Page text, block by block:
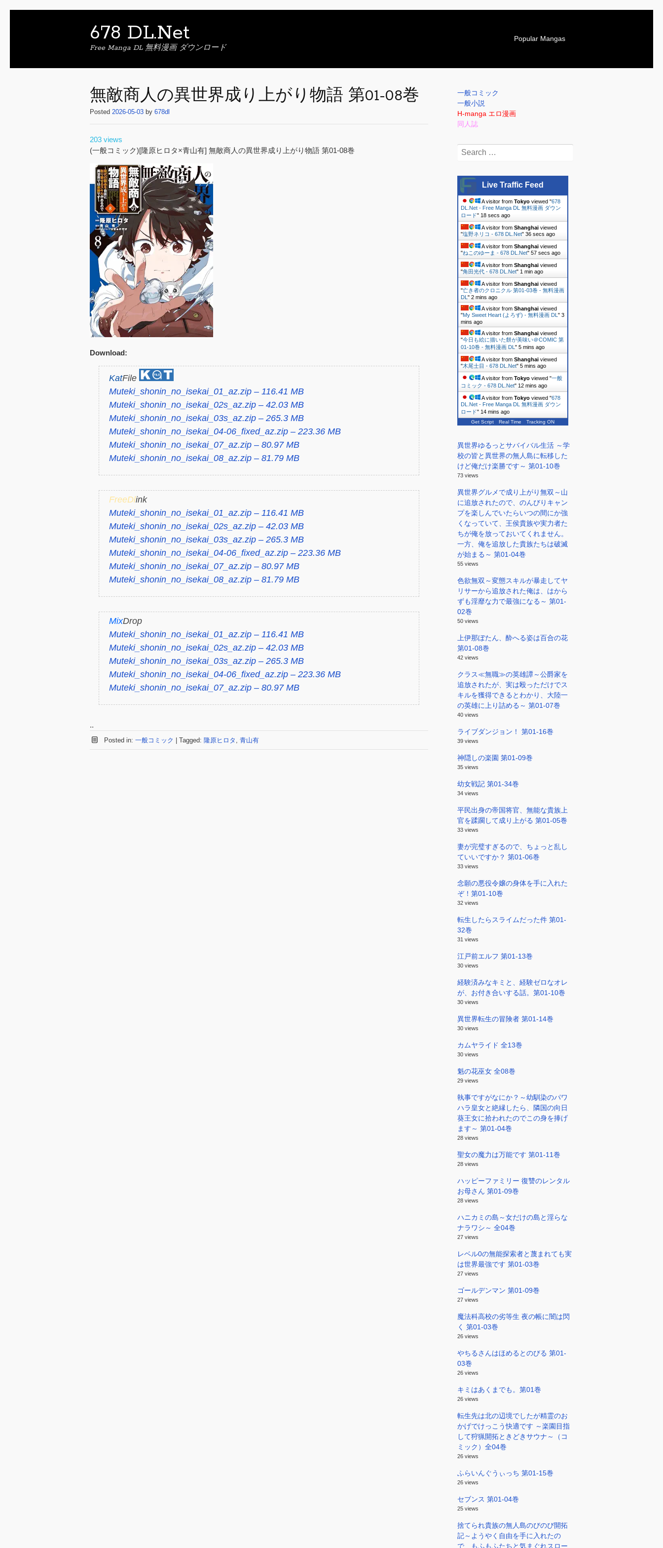
678 DL.Net
Free Manga DL 無料漫画 ダウンロード
S
p
o
Popular Mangas
無敵商人の異世界成り上がり物語 第01-08巻
Posted 2026-05-03 by 678dl
203 views
(一般コミック)[隆原ヒロタ×青山有] 無敵商人の異世界成り上がり物語 第01-08巻
Download:
KatFile
Muteki_shonin_no_isekai_01_az.zip – 116.41 MB
Muteki_shonin_no_isekai_02s_az.zip – 42.03 MB
Muteki_shonin_no_isekai_03s_az.zip – 265.3 MB
Muteki_shonin_no_isekai_04-06_fixed_az.zip – 223.36 MB
Muteki_shonin_no_isekai_07_az.zip – 80.97 MB
Muteki_shonin_no_isekai_08_az.zip – 81.79 MB
FreeDlink
Muteki_shonin_no_isekai_01_az.zip – 116.41 MB
Muteki_shonin_no_isekai_02s_az.zip – 42.03 MB
Muteki_shonin_no_isekai_03s_az.zip – 265.3 MB
Muteki_shonin_no_isekai_04-06_fixed_az.zip – 223.36 MB
Muteki_shonin_no_isekai_07_az.zip – 80.97 MB
Muteki_shonin_no_isekai_08_az.zip – 81.79 MB
MixDrop
Muteki_shonin_no_isekai_01_az.zip – 116.41 MB
Muteki_shonin_no_isekai_02s_az.zip – 42.03 MB
Muteki_shonin_no_isekai_03s_az.zip – 265.3 MB
Muteki_shonin_no_isekai_04-06_fixed_az.zip – 223.36 MB
Muteki_shonin_no_isekai_07_az.zip – 80.97 MB
..
Posted in: 一般コミック Tagged: 隆原ヒロタ , 青山有
一般コミック
一般小説
H-manga エロ漫画
同人誌
Search
Live Traffic Feed
A visitor from Tokyoviewed "678
DL.Net - Free Manga DL 無料漫画 ダウン
ロード" 18 secs ago
A visitor from Shanghaiviewed
"塩野ネリコ - 678 DL.Net" 36 secs ago
A visitor from Shanghaiviewed
"ねこのゆーま - 678 DL.Net" 57 secs ago
A visitor from Shanghaiviewed
"角田光代 - 678 DL.Net" 1 min ago
A visitor from Shanghaiviewed
"亡き者のクロニクル 第01-03巻 - 無料漫画
DL " 2 mins ago
A visitor from Shanghaiviewed
"My Sweet Heart (よろず) - 無料漫画 DL " 3
mins ago
A visitor from Shanghaiviewed
"今日も絵に描いた餅が美味い＠COMIC 第
01-10巻 - 無料漫画 DL " 5 mins ago
A visitor from Shanghaiviewed
"木尾士目 - 678 DL.Net" 5 mins ago
A visitor from Tokyoviewed "一般
コミック - 678 DL.Net" 12 mins ago
A visitor from Tokyoviewed "678
DL.Net - Free Manga DL 無料漫画 ダウン
ロード" 14 mins ago
Get Script Real Time Tracking ON
異世界ゆるっとサバイバル生活 ～学
校の皆と異世界の無人島に転移した
けど俺だけ楽勝です～ 第01-10巻
73 views
異世界グルメで成り上がり無双～山
に追放されたので、のんびりキャン
プを楽しんでいたらいつの間にか強
くなっていて、王侯貴族や実力者た
ちが俺を放っておいてくれません。
一方、俺を追放した貴族たちは破滅
が始まる～ 第01-04巻
55 views
色欲無双～変態スキルが暴走してヤ
リサーから追放された俺は、はから
ずも淫靡な力で最強になる～ 第01-
02巻
50 views
上伊那ぼたん、酔へる姿は百合の花
第01-08巻
42 views
クラス≪無職≫の英雄譚～公爵家を
追放されたが、実は殴っただけでス
キルを獲得できるとわかり、大陸一
の英雄に上り詰める～ 第01-07巻
40 views
ライブダンジョン！ 第01-16巻
39 views
神隠しの楽園 第01-09巻
35 views
幼女戦記 第01-34巻
34 views
平民出身の帝国将官、無能な貴族上
官を蹂躙して成り上がる 第01-05巻
33 views
妻が完璧すぎるので、ちょっと乱し
ていいですか？ 第01-06巻
33 views
念願の悪役令嬢の身体を手に入れた
ぞ！第01-10巻
32 views
転生したらスライムだった件 第01-
32巻
31 views
江戸前エルフ 第01-13巻
30 views
経験済みなキミと、経験ゼロなオレ
が、お付き合いする話。第01-10巻
30 views
異世界転生の冒険者 第01-14巻
30 views
カムヤライド 全13巻
30 views
魁の花巫女 全08巻
29 views
執事ですがなにか？～幼馴染のパワ
ハラ皇女と絶縁したら、隣国の向日
葵王女に拾われたのでこの身を捧げ
ます～ 第01-04巻
28 views
聖女の魔力は万能です 第01-11巻
28 views
ハッピーファミリー 復讐のレンタル
お母さん 第01-09巻
28 views
ハニカミの島～女だけの島と淫らな
ナラワシ～ 全04巻
27 views
レベル0の無能探索者と蔑まれても実
は世界最強です 第01-03巻
27 views
ゴールデンマン 第01-09巻
27 views
魔法科高校の劣等生 夜の帳に闇は閃
く 第01-03巻
26 views
やちるさんはほめるとのびる 第01-
03巻
26 views
キミはあくまでも。第01巻
26 views
転生先は北の辺境でしたが精霊のお
かげでけっこう快適です ～楽園目指
して狩猟開拓ときどきサウナ～（コ
ミック）全04巻
26 views
ふらいんぐうぃっち 第01-15巻
26 views
セブンス 第01-04巻
25 views
捨てられ貴族の無人島のびのび開拓
記～ようやく自由を手に入れたの
で、もふもふたちと気まぐれスロー